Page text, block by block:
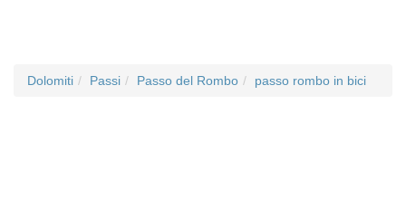
Dolomiti Passi Passo del Rombo passo rombo in bici